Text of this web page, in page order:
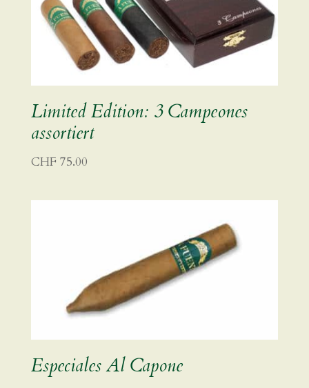
Limited Edition: 3 Campeones
assortiert
CHF 75.00
Especiales Al Capone